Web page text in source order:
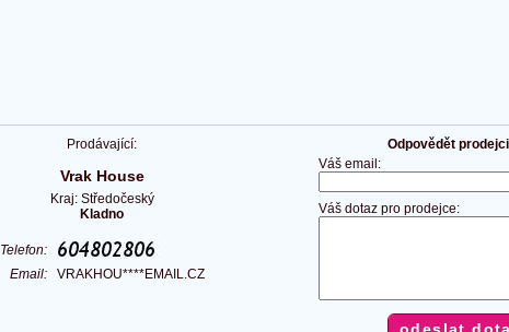
Prodávající:
Vrak House
Kraj: Středočeský
Kladno
Telefon:
Email: VRAKHOU****EMAIL.CZ
Odpovědět
Váš email:
Váš dotaz pro prodejce: